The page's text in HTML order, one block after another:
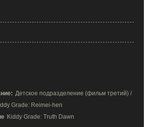
Детское подразделение (фильм третий) /
Grade: Reimei-hen
Kiddy Grade: Truth Dawn